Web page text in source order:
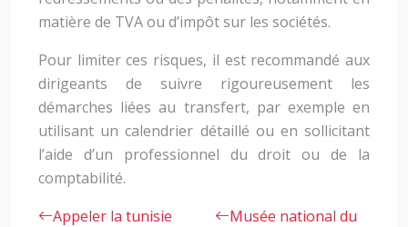
matière de TVA ou d’impôt sur les sociétés.
Pour limiter ces risques, il est recommandé aux
dirigeants de suivre rigoureusement les
démarches liées au transfert, par exemple en
utilisant un calendrier détaillé ou en sollicitant
l’aide d’un professionnel du droit ou de la
comptabilité.
Appeler la tunisie
Musée national du